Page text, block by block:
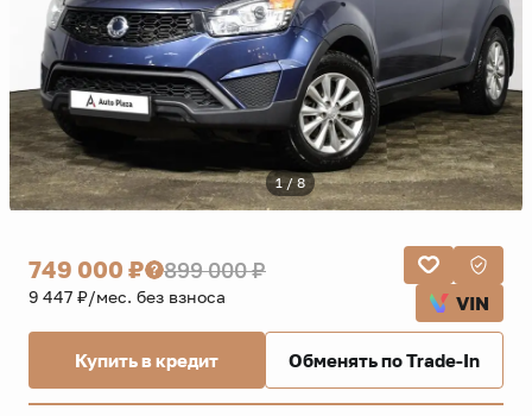
1 / 8
749 000 ₽ 899 000 ₽
9 447 ₽/мес. без взноса VIN
Купить в кредит Обменять по Trade-In